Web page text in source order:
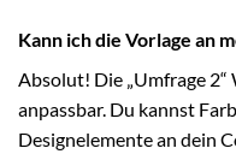
Kann ich die Vorlage an
Absolut! Die „Umfrage
anpassbar. Du kannst
Designelemente an dein